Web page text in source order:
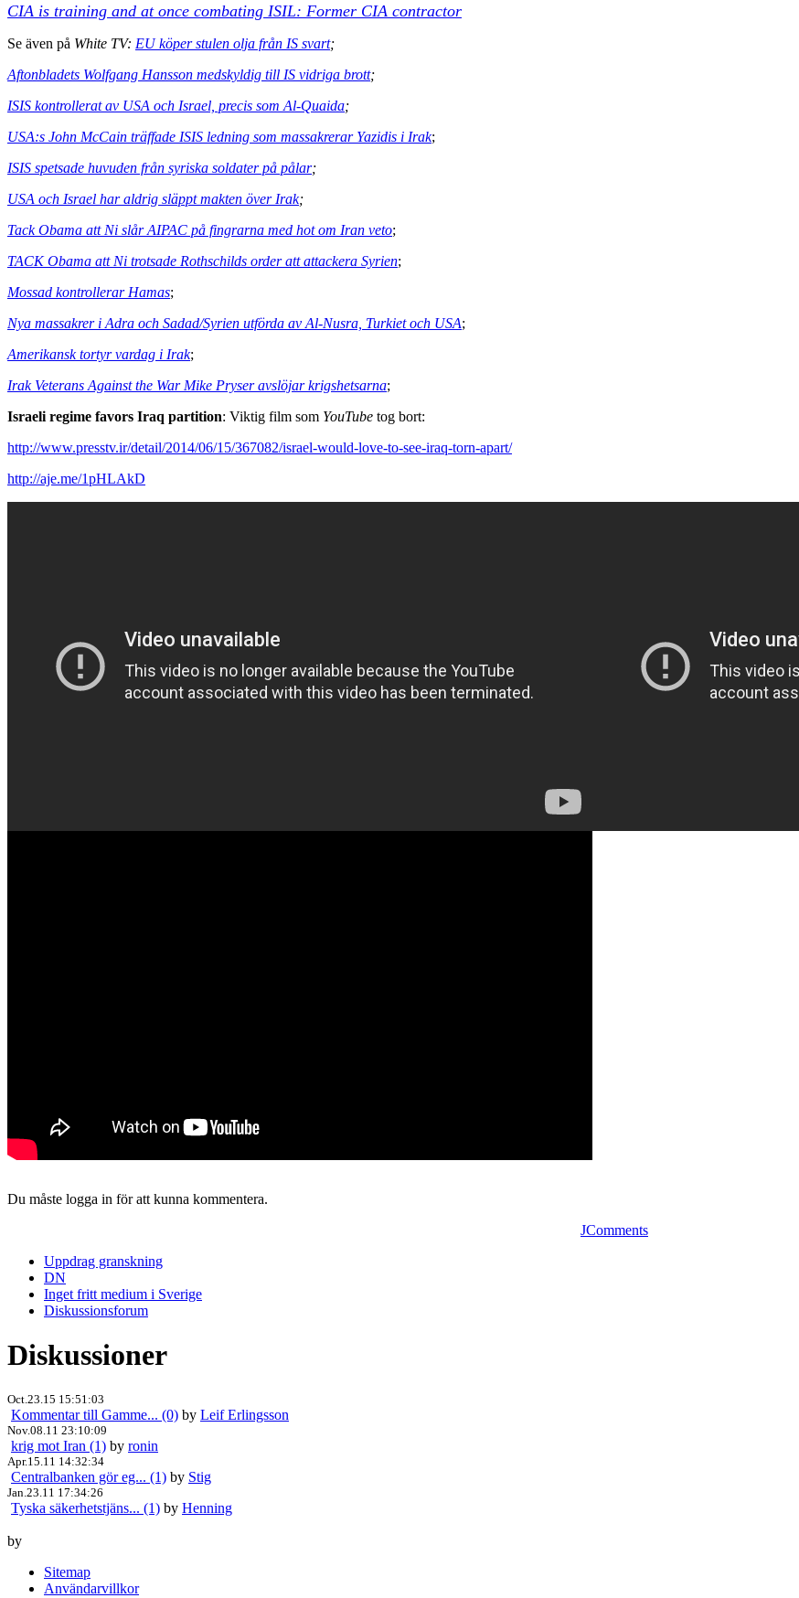
CIA is training and at once combating ISIL: Former CIA contractor
Se även på White TV: EU köper stulen olja från IS svart;
Aftonbladets Wolfgang Hansson medskyldig till IS vidriga brott;
ISIS kontrollerat av USA och Israel, precis som Al-Quaida;
USA:s John McCain träffade ISIS ledning som massakrerar Yazidis i Irak;
ISIS spetsade huvuden från syriska soldater på pålar;
USA och Israel har aldrig släppt makten över Irak;
Tack Obama att Ni slår AIPAC på fingrarna med hot om Iran veto;
TACK Obama att Ni trotsade Rothschilds order att attackera Syrien;
Mossad kontrollerar Hamas;
Nya massakrer i Adra och Sadad/Syrien utförda av Al-Nusra, Turkiet och USA;
Amerikansk tortyr vardag i Irak;
Irak Veterans Against the War Mike Pryser avslöjar krigshetsarna;
Israeli regime favors Iraq partition: Viktig film som YouTube tog bort:
http://www.presstv.ir/detail/2014/06/15/367082/israel-would-love-to-see-iraq-torn-apart/
http://aje.me/1pHLAkD
Du måste logga in för att kunna kommentera.
JComments
Uppdrag granskning
DN
Inget fritt medium i Sverige
Diskussionsforum
Diskussioner
Oct.23.15 15:51:03
Kommentar till Gamme... (0) by Leif Erlingsson
Nov.08.11 23:10:09
krig mot Iran (1) by ronin
Apr.15.11 14:32:34
Centralbanken gör eg... (1) by Stig
Jan.23.11 17:34:26
Tyska säkerhetstjäns... (1) by Henning
by
Sitemap
Användarvillkor